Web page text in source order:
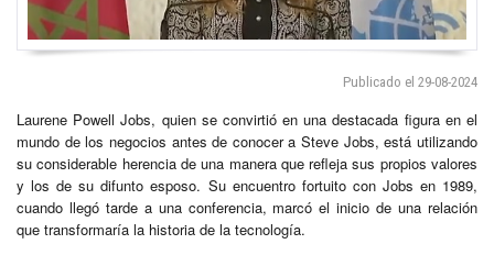
Publicado el 29-08-2024
Laurene Powell Jobs, quien se convirtió en una destacada figura en el
mundo de los negocios antes de conocer a Steve Jobs, está utilizando
su considerable herencia de una manera que refleja sus propios valores
y los de su difunto esposo. Su encuentro fortuito con Jobs en 1989,
cuando llegó tarde a una conferencia, marcó el inicio de una relación
que transformaría la historia de la tecnología.